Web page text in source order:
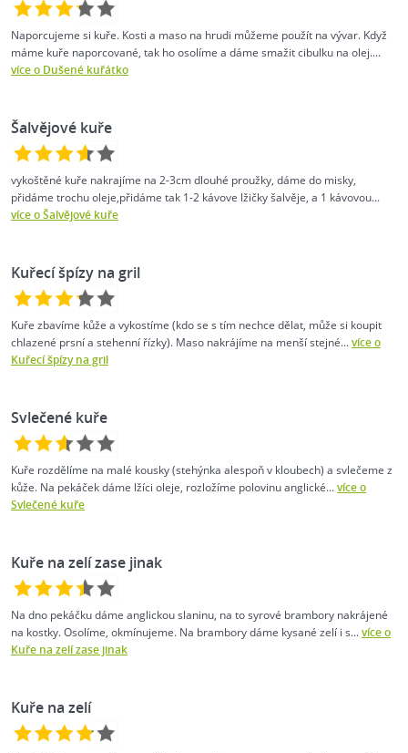
Naporcujeme si kuře. Kosti a maso na hrudi můžeme použít na vývar. Když
máme kuře naporcované, tak ho osolíme a dáme smažit cibulku na olej....
více o Dušené kuřátko
Šalvějové kuře
vykoštěné kuře nakrajíme na 2-3cm dlouhé proužky, dáme do misky,
přidáme trochu oleje,přidáme tak 1-2 kávove lžičky šalvěje, a 1 kávovou...
více o Šalvějové kuře
Kuřecí špízy na gril
Kuře zbavíme kůže a vykostíme (kdo se s tím nechce dělat, může si koupit
chlazené prsní a stehenní řízky). Maso nakrájíme na menší stejné...více o
Kuřecí špízy na gril
Svlečené kuře
Kuře rozdělíme na malé kousky (stehýnka alespoň v kloubech) a svlečeme z
kůže. Na pekáček dáme lžíci oleje, rozložíme polovinu anglické...více o
Svlečené kuře
Kuře na zelí zase jinak
Na dno pekáčku dáme anglickou slaninu, na to syrové brambory nakrájené
na kostky. Osolíme, okmínujeme. Na brambory dáme kysané zelí i s...více o
Kuře na zelí zase jinak
Kuře na zelí